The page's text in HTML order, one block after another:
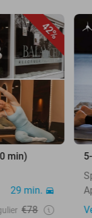
42%
min)
29 min.
€78